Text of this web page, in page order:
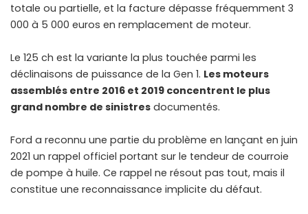
totale ou partielle, et la facture dépasse fréquemment 3
000 à 5 000 euros en remplacement de moteur.
Le 125 ch est la variante la plus touchée parmi les
déclinaisons de puissance de la Gen 1. Les moteurs
assemblés entre 2016 et 2019 concentrent le plus
grand nombre de sinistres documentés.
Ford a reconnu une partie du problème en lançant en juin
2021 un rappel officiel portant sur le tendeur de courroie
de pompe à huile. Ce rappel ne résout pas tout, mais il
constitue une reconnaissance implicite du défaut.